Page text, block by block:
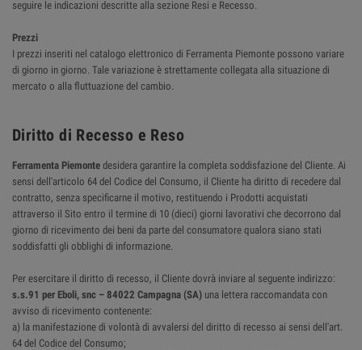
seguire le indicazioni descritte alla sezione Resi e Recesso.
Prezzi
I prezzi inseriti nel catalogo elettronico di Ferramenta Piemonte possono variare
di giorno in giorno. Tale variazione è strettamente collegata alla situazione di
mercato o alla fluttuazione del cambio.
Diritto di Recesso e Reso
Ferramenta Piemonte desidera garantire la completa soddisfazione del Cliente. Ai
sensi dell'articolo 64 del Codice del Consumo, il Cliente ha diritto di recedere dal
contratto, senza specificarne il motivo, restituendo i Prodotti acquistati
attraverso il Sito entro il termine di 10 (dieci) giorni lavorativi che decorrono dal
giorno di ricevimento dei beni da parte del consumatore qualora siano stati
soddisfatti gli obblighi di informazione.
Per esercitare il diritto di recesso, il Cliente dovrà inviare al seguente indirizzo:
s.s.91 per Eboli, snc – 84022 Campagna (SA) una lettera raccomandata con
avviso di ricevimento contenente:
a) la manifestazione di volontà di avvalersi del diritto di recesso ai sensi dell'art.
64 del Codice del Consumo;